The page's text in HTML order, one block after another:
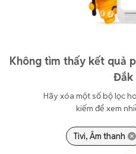
Không tìm thấy kết quả
Đắk
Hãy xóa một số bộ lọc
kiếm để xem
Tivi, Âm thanh